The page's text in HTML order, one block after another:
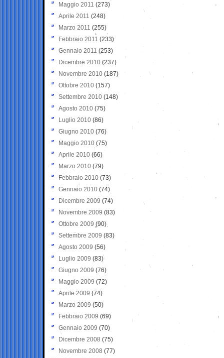
Maggio 2011 (273)
Aprile 2011 (248)
Marzo 2011 (255)
Febbraio 2011 (233)
Gennaio 2011 (253)
Dicembre 2010 (237)
Novembre 2010 (187)
Ottobre 2010 (157)
Settembre 2010 (148)
Agosto 2010 (75)
Luglio 2010 (86)
Giugno 2010 (76)
Maggio 2010 (75)
Aprile 2010 (66)
Marzo 2010 (79)
Febbraio 2010 (73)
Gennaio 2010 (74)
Dicembre 2009 (74)
Novembre 2009 (83)
Ottobre 2009 (90)
Settembre 2009 (83)
Agosto 2009 (56)
Luglio 2009 (83)
Giugno 2009 (76)
Maggio 2009 (72)
Aprile 2009 (74)
Marzo 2009 (50)
Febbraio 2009 (69)
Gennaio 2009 (70)
Dicembre 2008 (75)
Novembre 2008 (77)